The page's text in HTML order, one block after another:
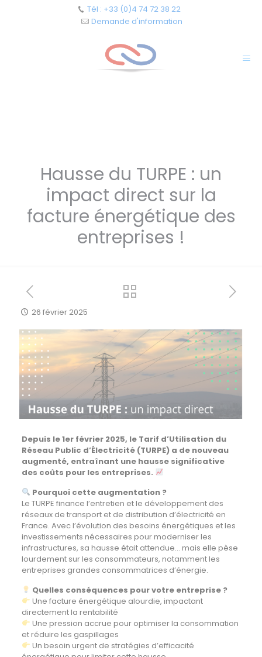
Tél : +33 (0)4 74 72 38 22
Demande d'information
Hausse du TURPE : un
impact direct sur la
facture énergétique des
entreprises !
26 février 2025
Depuis le 1er février 2025, le Tarif d’Utilisation du
Réseau Public d’Électricité (TURPE) a de nouveau
augmenté, entraînant une hausse significative
des coûts pour les entreprises.
Pourquoi cette augmentation ?
Le TURPE finance l’entretien et le développement des
réseaux de transport et de distribution d’électricité en
France. Avec l’évolution des besoins énergétiques et les
investissements nécessaires pour moderniser les
infrastructures, sa hausse était attendue… mais elle pèse
lourdement sur les consommateurs, notamment les
entreprises grandes consommatrices d’énergie.
Quelles conséquences pour votre entreprise ?
Une facture énergétique alourdie, impactant
directement la rentabilité
Une pression accrue pour optimiser la consommation
et réduire les gaspillages
Un besoin urgent de stratégies d’efficacité
Cookies management panel